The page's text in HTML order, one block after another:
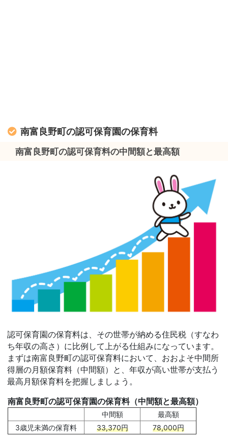
南富良野町の認可保育園の保育料
南富良野町の認可保育料の中間額と最高額
認可保育園の保育料は、その世帯が納める住民税（すなわ
ち年収の高さ）に比例して上がる仕組みになっています。
まずは南富良野町の認可保育料において、おおよそ中間所
得層の月額保育料（中間額）と、年収が高い世帯が支払う
最高月額保育料を把握しましょう。
南富良野町の認可保育園の保育料（中間額と最高額）
中間額
最高額
3歳児未満の保育料
33,370円 78,000円